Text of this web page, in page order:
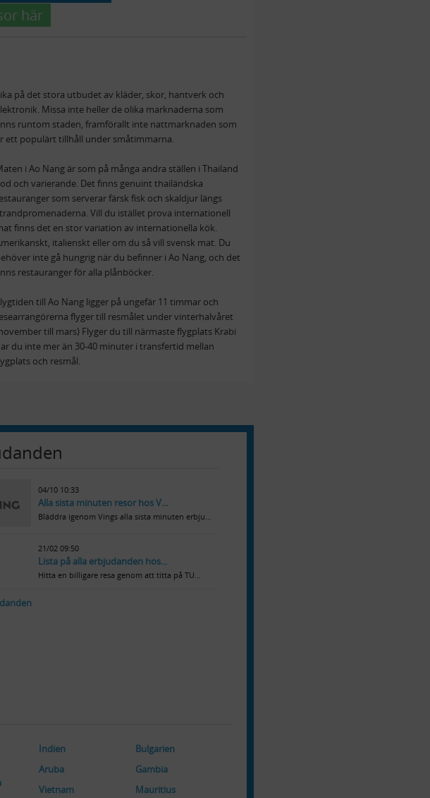
här
på det stora utbudet av kläder, skor, hantverk och
Missa inte heller de olika marknaderna som
runtom staden, framförallt inte nattmarknaden som
ett populärt tillhåll under småtimmarna.
i Ao Nang är som på många andra ställen i Thailand
och varierande. Det finns genuint thailändska
som serverar färsk fisk och skaldjur längs
Vill du istället prova internationell
finns det en stor variation av internationella kök.
italienskt eller om du så vill svensk mat. Du
inte gå hungrig när du befinner i Ao Nang, och det
restauranger för alla plånböcker.
till Ao Nang ligger på ungefär 11 timmar och
flyger till resmålet under vinterhalvåret
till mars) Flyger du till närmaste flygplats Krabi
du inte mer än 30-40 minuter i transfertid mellan
och resmål.
04/10 10:33
Alla sista minuten resor hos V...
Bläddra igenom Vings alla sista minuten erbju...
21/02 09:50
Lista på alla erbjudanden hos...
Hitta en billigare resa genom att titta på TU...
Indien
Aruba
Vietnam
Bulgarien
Gambia
Mauritius